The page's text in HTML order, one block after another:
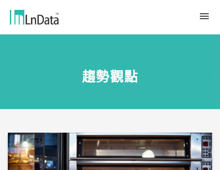
合作夥伴
Ln{CARBON}
數據行銷
數據市集
趨勢觀點
應用案例
產業報告與白皮書
繁體中文
趨勢觀點